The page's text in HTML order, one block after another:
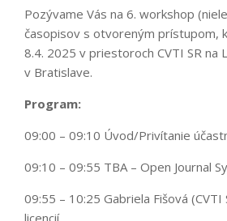
Pozývame Vás na 6. workshop
časopisov s otvoreným prístupom,
8.4. 2025 v priestoroch CVTI SR na
v Bratislave.
Program:
09:00 – 09:10 Úvod/Privítanie
09:10 – 09:55 TBA – Open Journal
09:55 – 10:25 Gabriela Fišová (CVTI